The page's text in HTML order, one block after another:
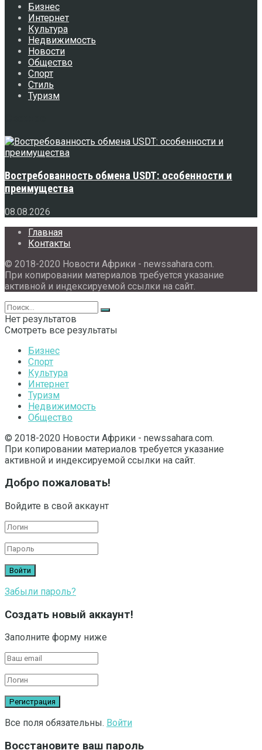
Бизнес
Интернет
Культура
Недвижимость
Новости
Общество
Спорт
Стиль
Туризм
Востребованность обмена USDT: особенности и
преимущества
08.08.2026
Главная
Контакты
© 2018-2020 Новости Африки - newssahara.com.
При копировании материалов требуется указание
активной и индексируемой ссылки на сайт.
Нет результатов
Смотреть все результаты
Бизнес
Спорт
Культура
Интернет
Туризм
Недвижимость
Общество
© 2018-2020 Новости Африки - newssahara.com.
При копировании материалов требуется указание
активной и индексируемой ссылки на сайт.
Добро пожаловать!
Войдите в свой аккаунт
Забыли пароль?
Создать новый аккаунт!
Заполните форму ниже
Все поля обязательны. Войти
Восстановите ваш пароль